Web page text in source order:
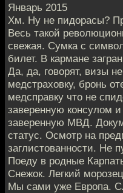
Январь 2015
Хм. Ну не пидорасы?
Весь такой
свежая. Сумка с
билет. В кармане
Да, да, говорят, визы
медстраховку, бронь
медсправку что не
заверенную консулом и
заверенную МВД.
статус. Осмотр на
заглистованности. Не
Поеду в родные
Снежок. Легкий
Мы сами уже Европа.